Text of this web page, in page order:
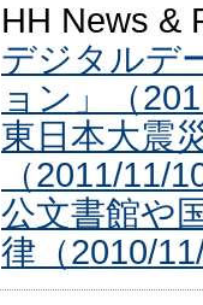
HH News
デジタルデ
ョン」（
東日本大震
（2011/11/
公文書館や
律（2010/